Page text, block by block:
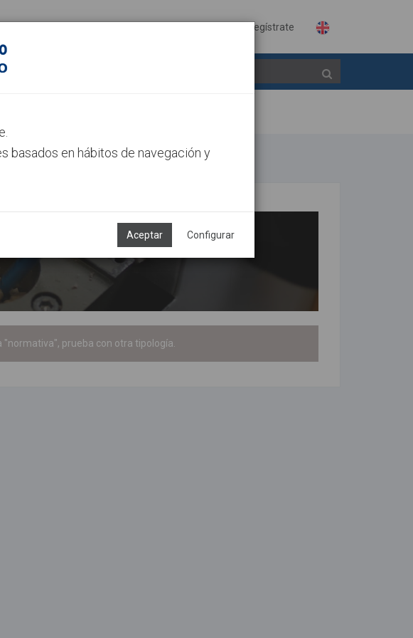
Regístrate
basados en hábitos de navegación y
Aceptar Configurar
prueba con otra tipología.